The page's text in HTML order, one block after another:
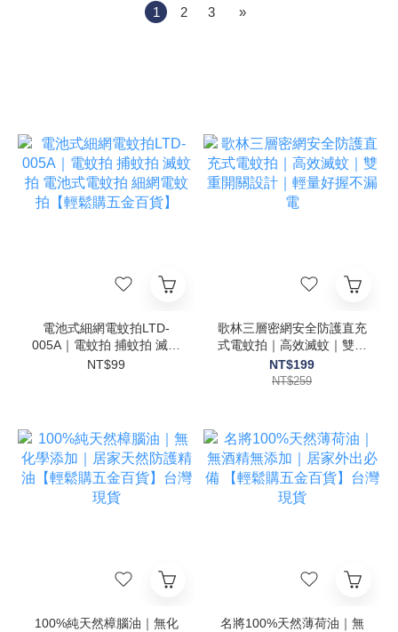
1 2 3 »
電池式細網電蚊拍LTD-
005A｜電蚊拍 捕蚊拍 滅蚊
拍 電池式電蚊拍 細網電蚊
NT$99
歌林三層密網安全防護直充
式電蚊拍｜高效滅蚊｜雙重
開關設計｜輕量好握不漏電
NT$199
NT$259
100%純天然樟腦油｜無化
名將100%天然薄荷油｜無